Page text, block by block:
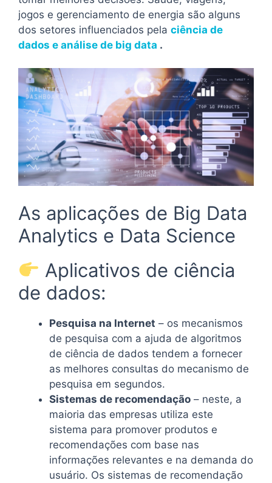
jogos e gerenciamento de energia são alguns
dos setores influenciados pela ciência de
dados e análise de big data .
As aplicações de Big Data
Analytics e Data Science
Aplicativos de ciência
de dados:
Pesquisa na Internet – os mecanismos
de pesquisa com a ajuda de algoritmos
de ciência de dados tendem a fornecer
as melhores consultas do mecanismo de
pesquisa em segundos.
Sistemas de recomendação – neste, a
maioria das empresas utiliza este
sistema para promover produtos e
recomendações com base nas
informações relevantes e na demanda do
usuário. Os sistemas de recomendação